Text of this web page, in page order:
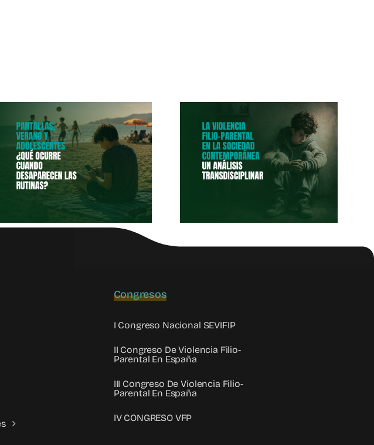
La Violencia Filio-
Parental En La
Sociedad
Contemporánea
Congresos
I Congreso Nacional SEVIFIP
II Congreso De Violencia Filio-
Parental En España
III Congreso De Violencia Filio-
Parental En España
IV CONGRESO VFP